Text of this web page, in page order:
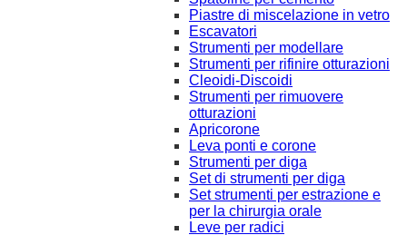
Piastre di miscelazione in vetro
Escavatori
Strumenti per modellare
Strumenti per rifinire otturazioni
Cleoidi-Discoidi
Strumenti per rimuovere
otturazioni
Apricorone
Leva ponti e corone
Strumenti per diga
Set di strumenti per diga
Set strumenti per estrazione e
per la chirurgia orale
Leve per radici